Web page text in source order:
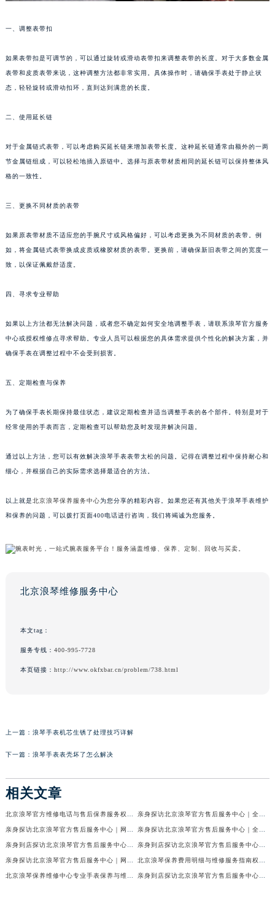
一、调整表带扣
如果表带扣是可调节的，可以通过旋转或滑动表带扣来调整表带的长度。对于大多数金属
表带和皮质表带来说，这种调整方法都非常实用。具体操作时，请确保手表处于静止状
态，轻轻旋转或滑动扣环，直到达到满意的长度。
二、使用延长链
对于金属链式表带，可以考虑购买延长链来增加表带长度。这种延长链通常由额外的一两
节金属链组成，可以轻松地插入原链中。选择与原表带材质相同的延长链可以保持整体风
格的一致性。
三、更换不同材质的表带
如果原表带材质不适应您的手腕尺寸或风格偏好，可以考虑更换为不同材质的表带。例
如，将金属链式表带换成皮质或橡胶材质的表带。更换前，请确保新旧表带之间的宽度一
致，以保证佩戴舒适度。
四、寻求专业帮助
如果以上方法都无法解决问题，或者您不确定如何安全地调整手表，请联系浪琴官方服务
中心或授权维修点寻求帮助。专业人员可以根据您的具体需求提供个性化的解决方案，并
确保手表在调整过程中不会受到损害。
五、定期检查与保养
为了确保手表长期保持最佳状态，建议定期检查并适当调整手表的各个部件。特别是对于
经常使用的手表而言，定期检查可以帮助您及时发现并解决问题。
通过以上方法，您可以有效解决浪琴手表表带太松的问题。记得在调整过程中保持耐心和
细心，并根据自己的实际需求选择最适合的方法。
以上就是北京浪琴保养服务中心为您分享的精彩内容。如果您还有其他关于浪琴手表维护
和保养的问题，可以拨打页面400电话进行咨询，我们将竭诚为您服务。
北京浪琴维修服务中心
本文tag：
服务专线： 400-995-7728
本页链接： http://www.okfxbar.cn/problem/738.html
上一篇： 浪琴手表机芯生锈了处理技巧详解
下一篇： 浪琴手表表壳坏了怎么解决
相关文章